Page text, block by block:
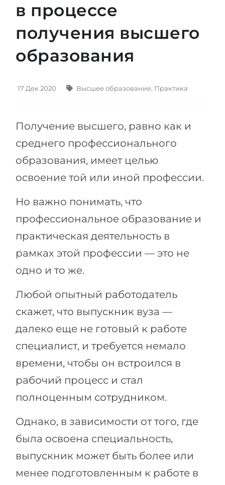
Языковая виза
Штудиенколлеги
Курсы штудиенколлег
Математика
Профессии
КАРЬЕРНОЕ ОРИЕНТИРОВАНИЕ
Тест Карта Интересов
Тест RIASEC
100%
Наши студенты успешно поступают
Штудиенколлег
Магистратура
Второе Высшее
Колледжа
Бакалавриата
Магистратуры
Физика
Менеджмент
Другая специальность
Россия
Азербайджан
в процессе
получения высшего
образования
17 Дек 2020 Высшее образование, Практика
Получение высшего, равно как и
среднего профессионального
образования, имеет целью
освоение той или иной профессии.
Но важно понимать, что
профессиональное образование и
практическая деятельность в
рамках этой профессии — это не
одно и то же.
Любой опытный работодатель
скажет, что выпускник вуза —
далеко еще не готовый к работе
специалист, и требуется немало
времени, чтобы он встроился в
рабочий процесс и стал
полноценным сотрудником.
Однако, в зависимости от того, где
была освоена специальность,
выпускник может быть более или
менее подготовленным к работе в